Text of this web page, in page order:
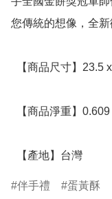
您傳統的想像，全新
  【產地】台灣
伴手禮 蛋黃酥